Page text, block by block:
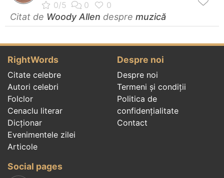
Citat de Woody Allen despre muzică
RightWords
Citate celebre
Autori celebri
Folclor
Cenaclu literar
Dicționar
Evenimentele zilei
Articole
Despre noi
Despre noi
Termeni și condiții
Politica de
confidenţialitate
Contact
Social pages